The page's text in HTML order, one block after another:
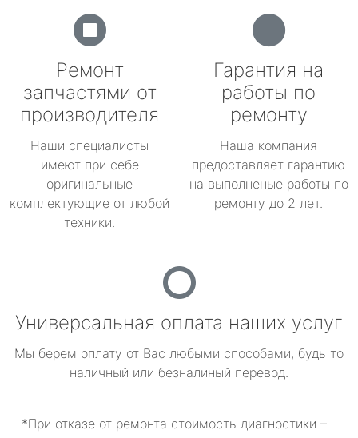
Ремонт
запчастями от
производителя
Наши специалисты
имеют при себе
оригинальные
комплектующие от любой
техники.
Гарантия на
работы по
ремонту
Наша компания
предоставляет гарантию
на выполненые работы по
ремонту до 2 лет.
Универсальная оплата наших услуг
Мы берем оплату от Вас любыми способами, будь то
наличный или безналиный перевод.
*При отказе от ремонта стоимость диагностики –